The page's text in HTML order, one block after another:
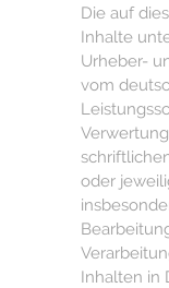
Die auf
Inhalte
Urheber-
vom
oder
Inhalten in